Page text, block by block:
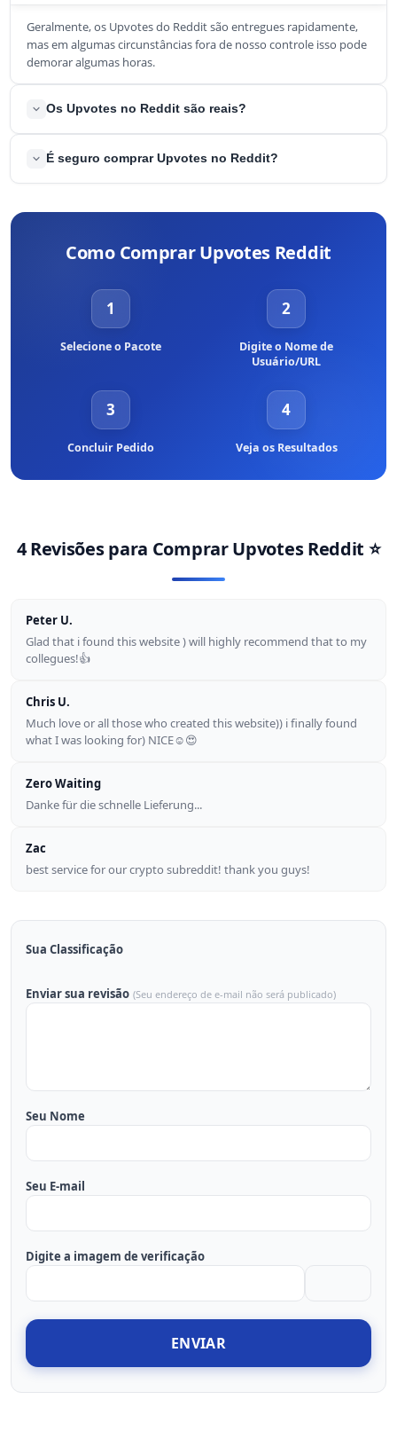
Geralmente, os Upvotes do Reddit são entregues rapidamente,
mas em algumas circunstâncias fora de nosso controle isso pode
demorar algumas horas.
Os Upvotes no Reddit são reais?
Sim, você está adquirindo Upvotes de usuários reais do Reddit.
postagem.
É seguro comprar Upvotes no Reddit?
Garantimos que as pessoas não notarão qualquer diferença.
Como Comprar Upvotes Reddit
1
Selecione o Pacote
2
Digite o Nome de
Usuário/URL
3
Concluir Pedido
4
Veja os Resultados
4 Revisões para Comprar Upvotes Reddit ⭐
Peter U.
Glad that i found this website ) will highly recommend that to my
collegues!👍
Chris U.
Much love or all those who created this website)) i finally found
what I was looking for) NICE☺😍
Zero Waiting
Danke für die schnelle Lieferung...
Zac
best service for our crypto subreddit! thank you guys!
Sua Classificação
Enviar sua revisão (Seu endereço de e-mail não será publicado)
Seu Nome
Seu E-mail
Digite a imagem de verificação
ENVIAR